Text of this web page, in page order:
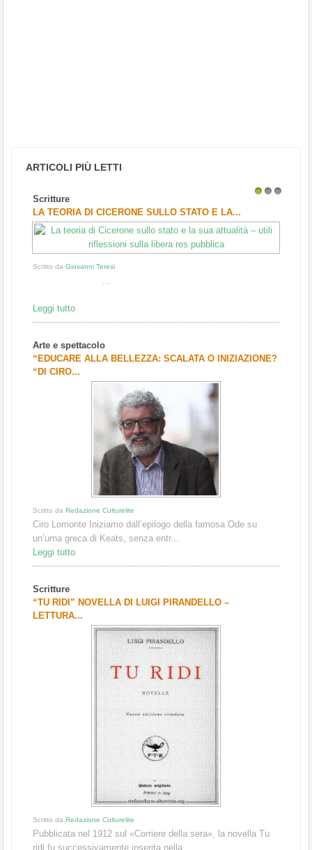
ARTICOLI PIÙ LETTI
Scritture
LA TEORIA DI CICERONE SULLO STATO E LA...
Scritto da Giovanni Teresi
...
Leggi tutto
Arte e spettacolo
“EDUCARE ALLA BELLEZZA: SCALATA O INIZIAZIONE?
“DI CIRO...
Scritto da Redazione Culturelite
Ciro Lomonte Iniziamo dall’epilogo della famosa Ode su
un’urna greca di Keats, senza entr...
Leggi tutto
Scritture
“TU RIDI” NOVELLA DI LUIGI PIRANDELLO –
LETTURA...
Scritto da Redazione Culturelite
Pubblicata nel 1912 sul «Corriere della sera», la novella Tu
ridi fu successivamente inserita nella ...